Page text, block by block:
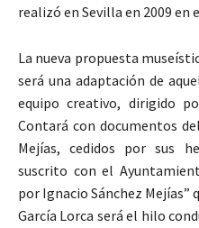
realizó en Sevilla en 2009 en
La nueva propuesta
será una adaptación de
equipo creativo, dirigido
Contará con documentos
Mejías, cedidos por sus
suscrito con el
por Ignacio Sánchez Mejías”
García Lorca será el hilo